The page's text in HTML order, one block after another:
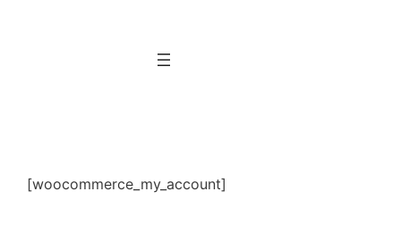
[woocommerce_my_account]